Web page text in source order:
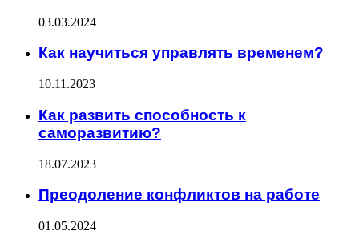
03.03.2024
Как научиться управлять временем?
10.11.2023
Как развить способность к
саморазвитию?
18.07.2023
Преодоление конфликтов на работе
01.05.2024